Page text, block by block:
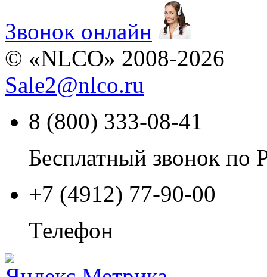
Звонок онлайн
© «NLCO» 2008-2026
Sale2@nlco.ru
8 (800) 333-08-41
Бесплатный звонок по
+7 (4912) 77-90-00
Телефон